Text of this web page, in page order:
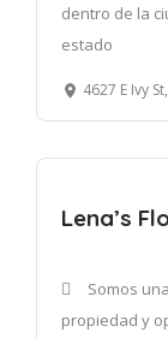
dentro de la
estado
4627 E Ivy St,
Lena’s
Somos
propiedad y